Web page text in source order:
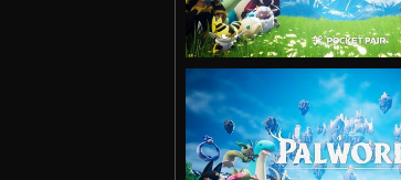
VIEW